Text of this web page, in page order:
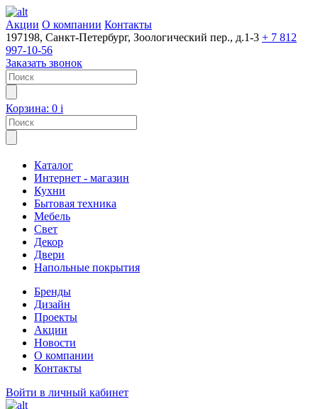
Акции О компании Контакты
197198, Санкт-Петербург, Зоологический пер., д.1-3 + 7 812
997-10-56
Заказать звонок
Корзина: 0 i
Каталог
Интернет - магазин
Кухни
Бытовая техника
Мебель
Свет
Декор
Двери
Напольные покрытия
Бренды
Дизайн
Проекты
Акции
Новости
О компании
Контакты
Войти в личный кабинет